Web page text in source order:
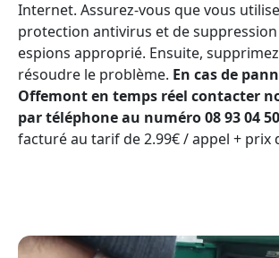
Internet. Assurez-vous que vous
protection antivirus et de
espions approprié. Ensuite,
résoudre le problème. En cas de
Offemont en temps réel contacter
par téléphone au numéro 08 93 04
facturé au tarif de 2.99€ / appel + prix